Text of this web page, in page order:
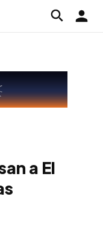
a El